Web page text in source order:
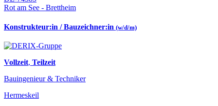
Rot am See - Brettheim
Konstrukteur:in / Bauzeichner:in (w/d/m)
Vollzeit, Teilzeit
Bauingenieur & Techniker
Hermeskeil